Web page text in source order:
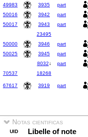
49983
3935 part
50016
3942 part
50017
3943 part
23495
50000
3946 part
50025
3945 part
8032↓ part
70537
18268
67617 3919 part
Notas cientificas
UID Libelle of note